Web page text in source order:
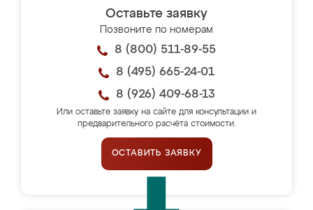
Оставьте заявку
Позвоните по номерам
8 (800) 511-89-55
8 (495) 665-24-01
8 (926) 409-68-13
Или оставьте заявку на сайте для консультации и
предварительного расчёта стоимости.
ОСТАВИТЬ ЗАЯВКУ